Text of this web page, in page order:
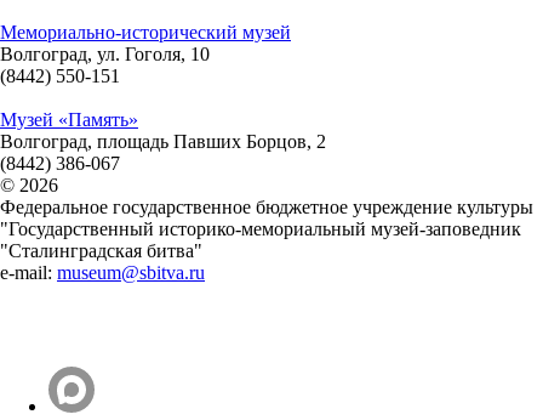
Мемориально-исторический музей
Волгоград, ул. Гоголя, 10
(8442) 550-151
Музей «Память»
Волгоград, площадь Павших Борцов, 2
(8442) 386-067
© 2026
Федеральное государственное бюджетное учреждение культуры
"Государственный историко-мемориальный музей-заповедник
"Сталинградская битва"
e-mail: museum@sbitva.ru